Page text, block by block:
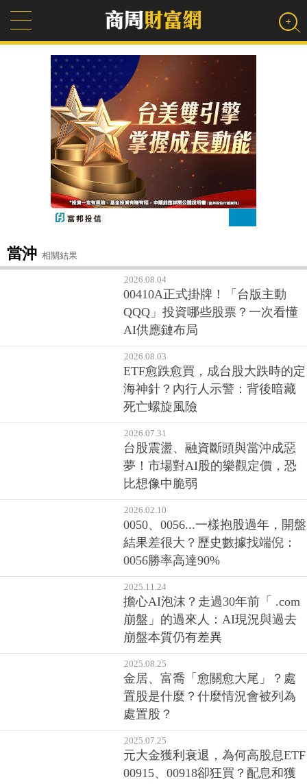
當沖 相關結果
2026.08.04
00410A正式掛牌！「台版主動
QQQ」投資哪些股票？一次看懂
AI供應鏈布局
2026.08.03
ETF愈跌愈買，成台股大跌時的定
海神針？內行人示警：背後暗藏
死亡螺旋風險
2026.07.31
台股震盪、融資斷頭與當沖成惡
夢！市場對AI股的樂觀定價，恐
比想像中脆弱
2026.02.10
0050、0056...一樣抱股過年，開盤
結果差很大？歷史數據找端倪：
0056勝率高達90%
2025.11.24
擔心AI泡沫？走過30年前「 .com
崩盤」的過來人：AI現況與過去
崩盤本質仍有差異
2025.08.25
金居、富喬「愈關愈大尾」？處
置股是什麼？什麼情況會被列為
處置股？
2025.07.25
元大金獲利衰退，為何高股息ETF
00915、00918卻狂買？配息和獲